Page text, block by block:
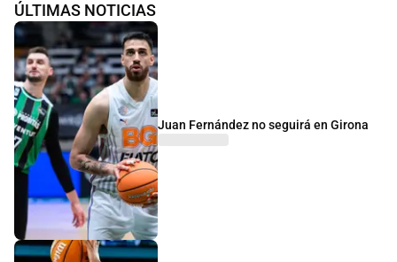
ÚLTIMAS NOTICIAS
Juan Fernández no seguirá en Girona